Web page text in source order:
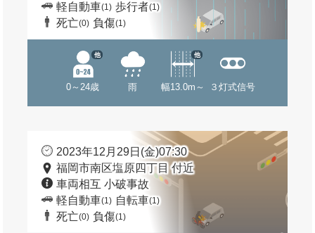
軽自動車(1) 歩行者(1)
死亡(0) 負傷(1)
0～24歳
他
雨 幅13.0m～
他
３灯式信号
2023年12月29日(金)07:30
福岡市南区塩原四丁目 付近
車両相互 小破事故
軽自動車(1) 自転車(1)
死亡(0) 負傷(1)